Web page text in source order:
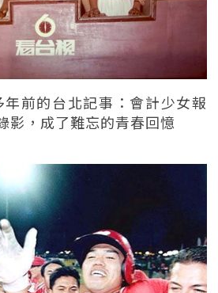
年前的台北記事：會計少女報
影，成了難忘的青春回憶